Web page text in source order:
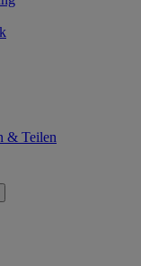
& Teilen